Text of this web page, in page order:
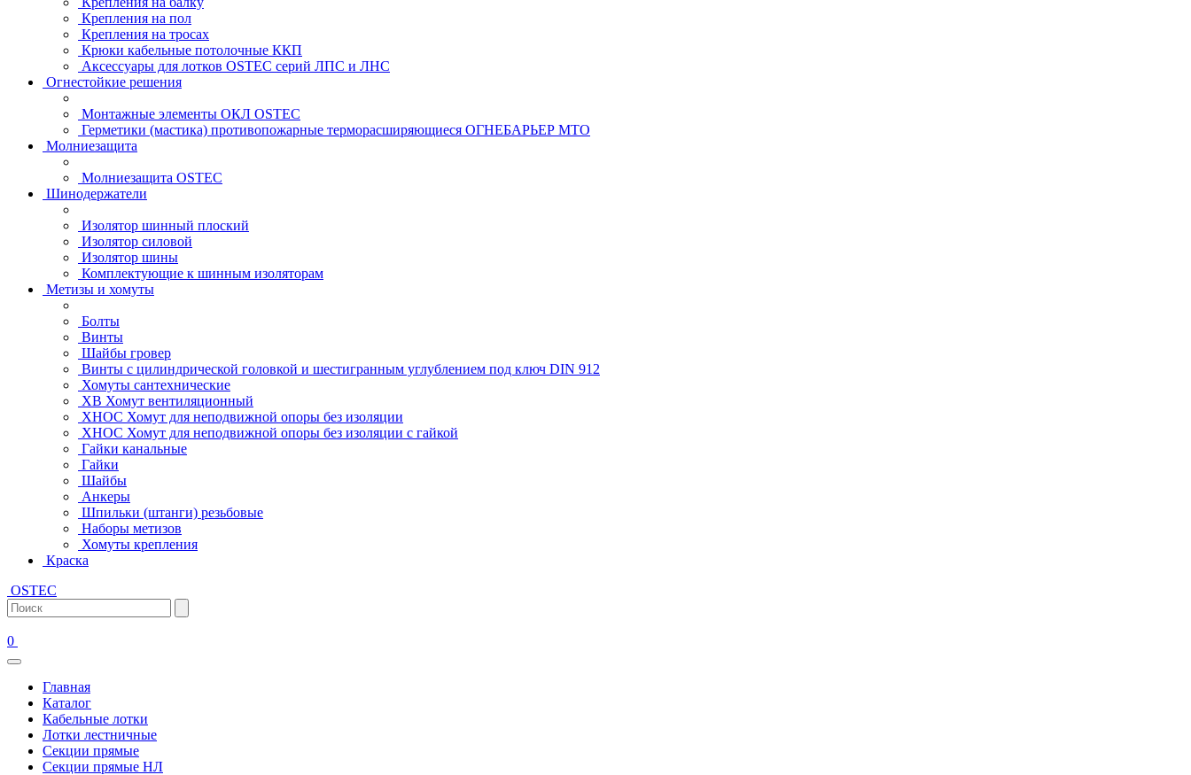
Крепления на пол
Крепления на тросах
Крюки кабельные потолочные ККП
Аксессуары для лотков OSTEC серий ЛПС и ЛНС
Огнестойкие решения
Монтажные элементы ОКЛ OSTEC
Герметики (мастика) противопожарные терморасширяющиеся ОГНЕБАРЬЕР МТО
Молниезащита
Молниезащита OSTEC
Шинодержатели
Изолятор шинный плоский
Изолятор силовой
Изолятор шины
Комплектующие к шинным изоляторам
Метизы и хомуты
Болты
Винты
Шайбы гровер
Винты с цилиндрической головкой и шестигранным углублением под ключ DIN 912
Хомуты сантехнические
ХВ Хомут вентиляционный
ХНОС Хомут для неподвижной опоры без изоляции
ХНОС Хомут для неподвижной опоры без изоляции с гайкой
Гайки канальные
Гайки
Шайбы
Анкеры
Шпильки (штанги) резьбовые
Наборы метизов
Хомуты крепления
Краска
OSTEC
0
Главная
Каталог
Кабельные лотки
Лотки лестничные
Секции прямые
Секции прямые НЛ